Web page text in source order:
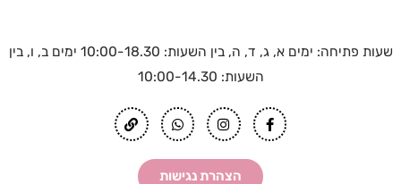
שעות פתיחה: ימים א, ג, ד, ה, בין השעות: 10:00-18.30 ימים ב, ו, בין
השעות: 10:00-14.30
F
a
c
o
I
n
s
g
W
h
a
a
L
i
n
הצהרת נגישות